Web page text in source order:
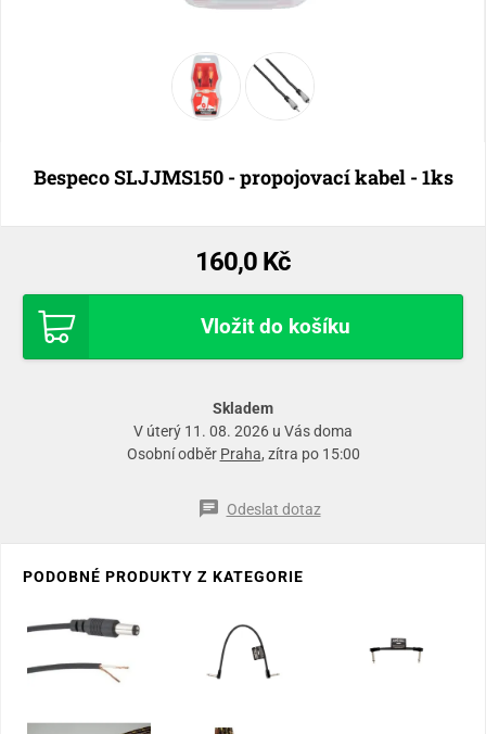
Bespeco SLJJMS150 - propojovací kabel - 1ks
160,0 Kč
Vložit do košíku
Skladem
V úterý 11. 08. 2026 u Vás doma
Osobní odběr Praha, zítra po 15:00
Odeslat dotaz
PODOBNÉ PRODUKTY Z KATEGORIE